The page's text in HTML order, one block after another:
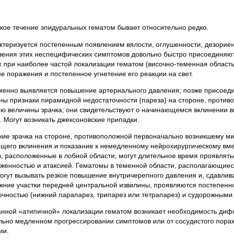
течение эпидуральных гематом бывает относительно редко.
постепенным появлением вялости, оглушенности,
этих неспецифических симптомов довольно быстро
при наиболее частой локализации гематом (височно-теменная
поражения и постепенное угнетение его реакции на свет.
выявляется повышение артериального давления; позже
признаки пирамидной недостаточности (пареза) на стороне,
величины зрачка; они свидетельствуют о начинающемся вклинении
Могут возникать джексоновские припадки.
зрачка на стороне, противоположной первоначально возникшему
вклинения и показание к немедленному нейрохирургическому
расположенные в лобной области, могут длительное время
и атаксией. Гематомы в теменной области,
вызывать резкое повышение внутричерепного давления и,
участки передней центральной извилины, проявляются
(нижний парапарез, трипарез или тетрапарез) и судорожными
«атипичной» локализации гематом возникает необходимость
медленном прогрессировании симптомов или от сосудистого